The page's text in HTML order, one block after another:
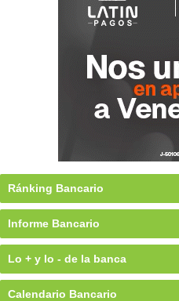
Ránking Bancario
Informe Bancario
Lo + y lo - de la banca
Calendario Bancario